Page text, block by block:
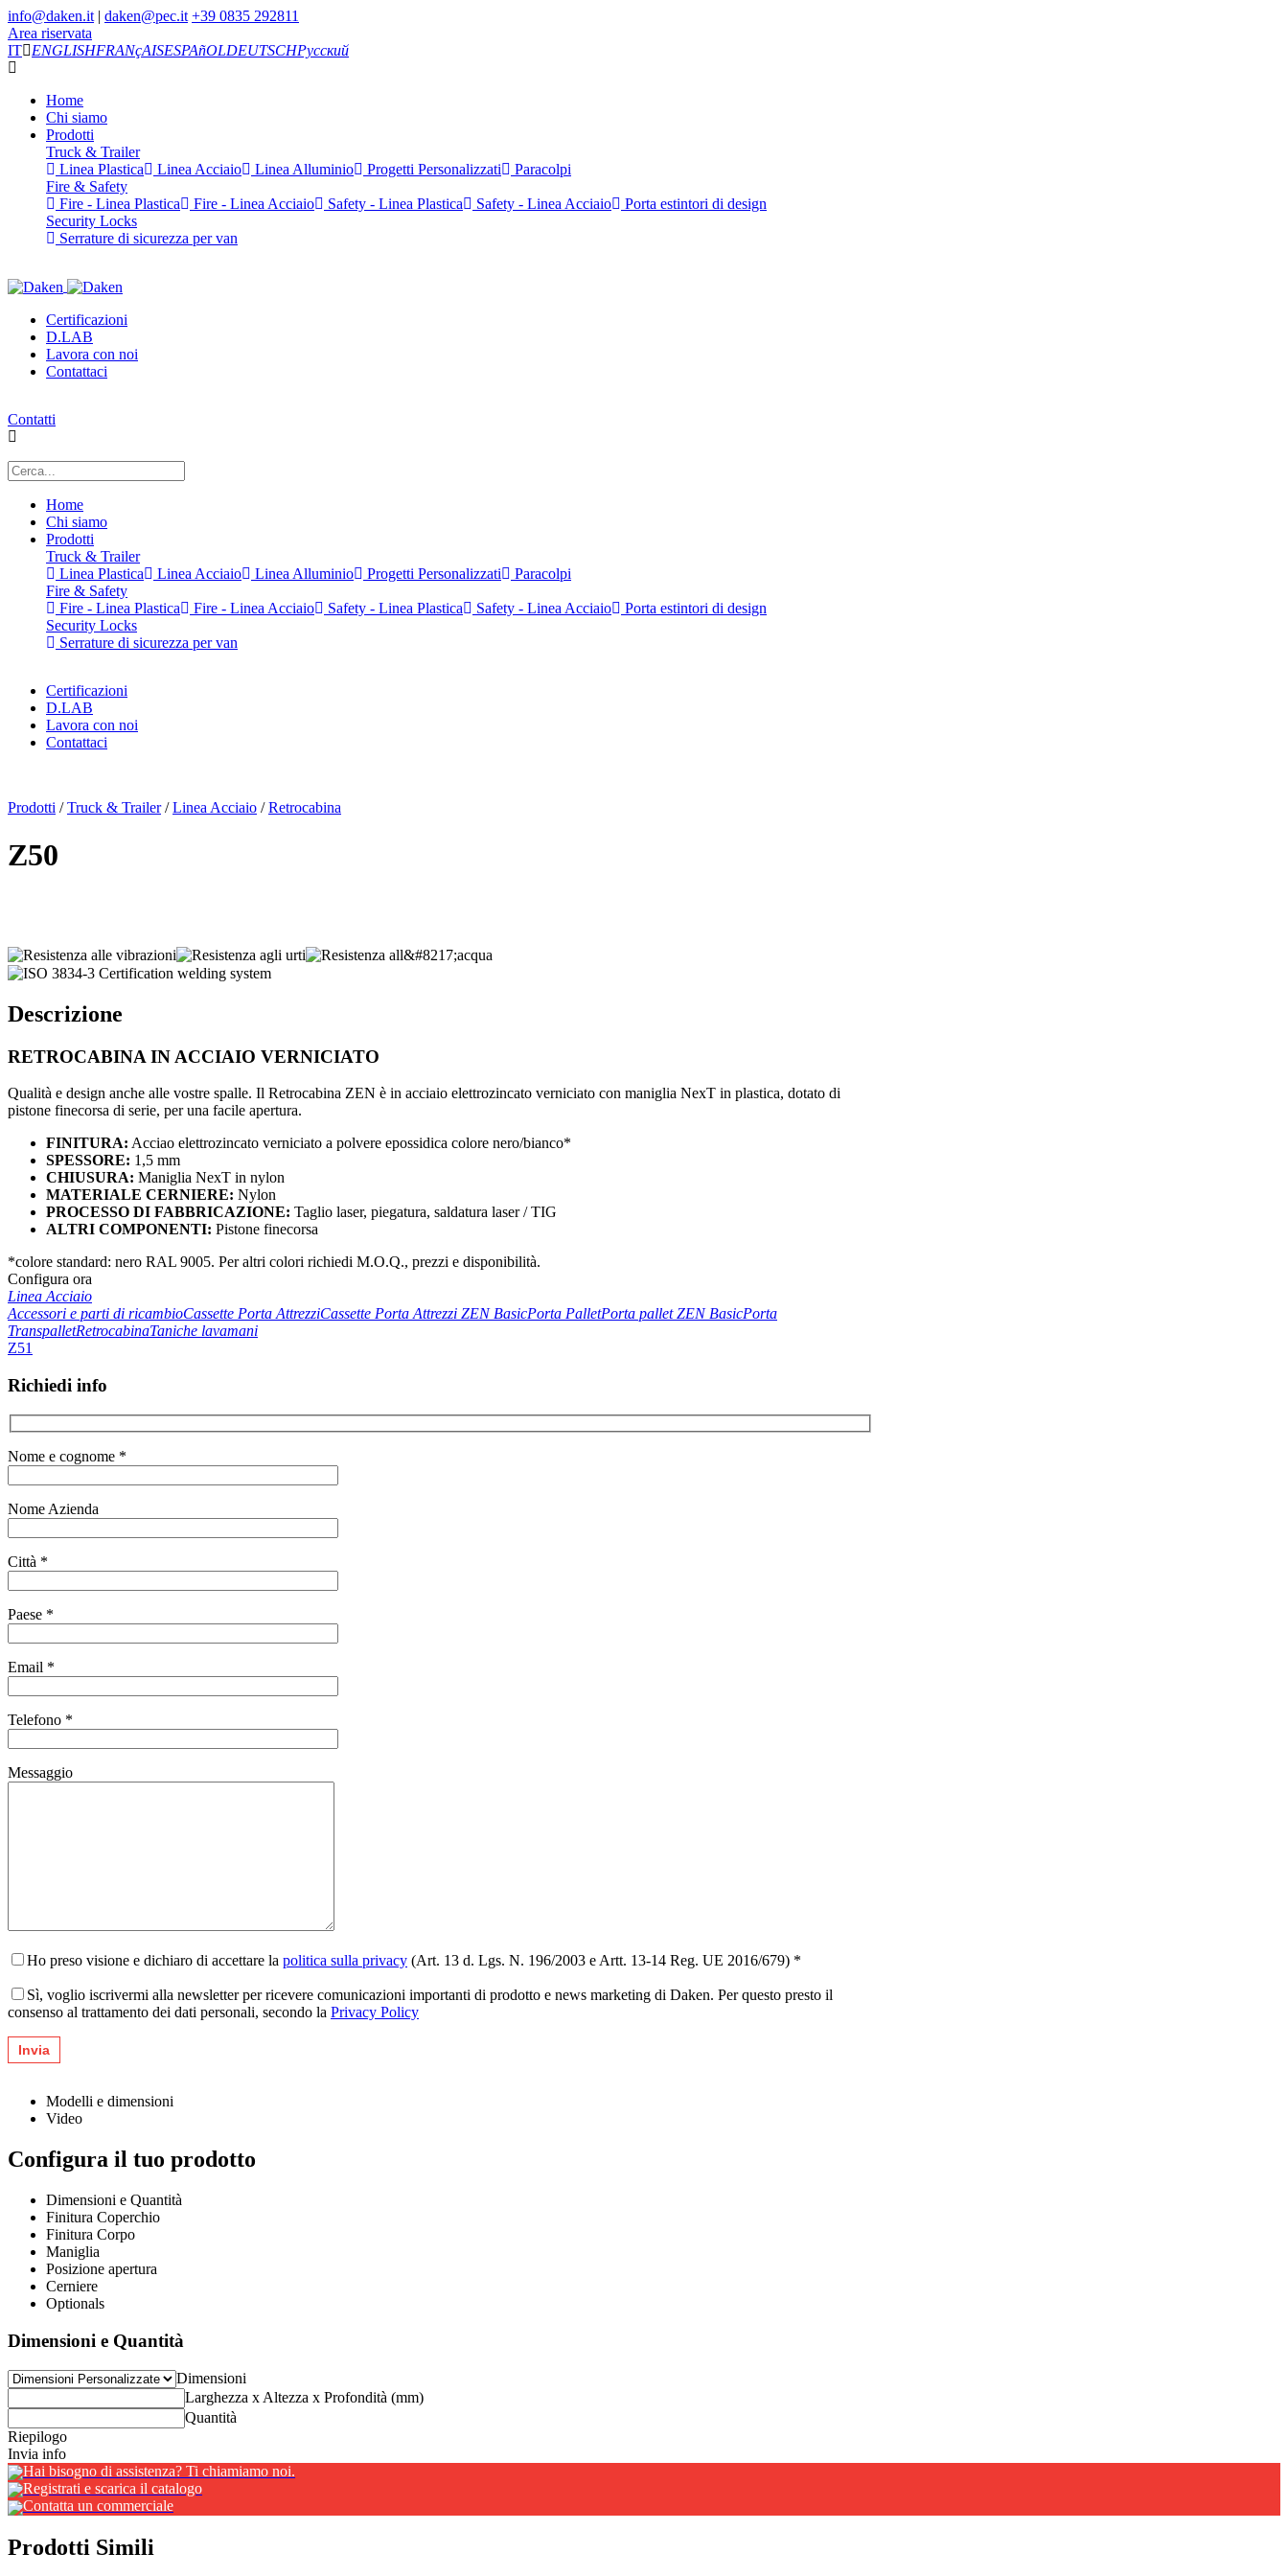
info@daken.it | daken@pec.it +39 0835 292811
Area riservata
IT
ENGLISHFRANçAISESPAñOLDEUTSCHРусский
Home
Chi siamo
Prodotti
Truck & Trailer
Linea Plastica
Linea Acciaio Linea Alluminio Progetti Personalizzati
Paracolpi
Fire & Safety
Fire - Linea Plastica
Fire - Linea Acciaio Safety - Linea Plastica Safety - Linea Acciaio
Porta estintori di design
Security Locks
Serrature di sicurezza per van
Certificazioni
D.LAB
Lavora con noi
Contattaci
Contatti
Home
Chi siamo
Prodotti
Truck & Trailer
Linea Plastica
Linea Acciaio Linea Alluminio Progetti Personalizzati
Paracolpi
Fire & Safety
Fire - Linea Plastica
Fire - Linea Acciaio Safety - Linea Plastica Safety - Linea Acciaio
Porta estintori di design
Security Locks
Serrature di sicurezza per van
Certificazioni
D.LAB
Lavora con noi
Contattaci
Prodotti /Truck & Trailer/Linea Acciaio /Retrocabina
Z50
Descrizione
RETROCABINA IN ACCIAIO VERNICIATO
Qualità e design anche alle vostre spalle. Il Retrocabina ZEN è in acciaio elettrozincato verniciato con maniglia NexT in plastica, dotato di
pistone finecorsa di serie, per una facile apertura.
FINITURA: Acciao elettrozincato verniciato a polvere epossidica colore nero/bianco*
SPESSORE: 1,5 mm
CHIUSURA: Maniglia NexT in nylon
MATERIALE CERNIERE: Nylon
PROCESSO DI FABBRICAZIONE: Taglio laser, piegatura, saldatura laser / TIG
ALTRI COMPONENTI: Pistone finecorsa
*colore standard: nero RAL 9005. Per altri colori richiedi M.O.Q., prezzi e disponibilità.
Configura ora
Linea Acciaio
Accessori e parti di ricambioCassette Porta AttrezziCassette Porta Attrezzi ZEN BasicPorta PalletPorta pallet ZEN BasicPorta
TranspalletRetrocabinaTaniche lavamani
Z51
Richiedi info
Nome e cognome *
Nome Azienda
Città *
Paese *
Email *
Telefono *
Messaggio
Ho preso visione e dichiaro di accettare la politica sulla privacy (Art. 13 d. Lgs. N. 196/2003 e Artt. 13-14 Reg. UE 2016/679) *
Sì, voglio iscrivermi alla newsletter per ricevere comunicazioni importanti di prodotto e news marketing di Daken. Per questo presto il
consenso al trattamento dei dati personali, secondo la Privacy Policy
Modelli e dimensioni
Video
Configura il tuo prodotto
Dimensioni e Quantità
Finitura Coperchio
Finitura Corpo
Maniglia
Posizione apertura
Cerniere
Optionals
Dimensioni e Quantità
Dimensioni
Larghezza x Altezza x Profondità (mm)
Quantità
Riepilogo
Invia info
Hai bisogno di assistenza? Ti chiamiamo noi.
Registrati e scarica il catalogo
Contatta un commerciale
Prodotti Simili